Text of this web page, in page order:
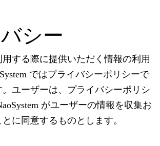
シー
する際に提供いただく情報の利用
ではプライバシーポリシーで
ユーザーは、プライバシーポリシ
がユーザーの情報を収集お
に同意するものとします。